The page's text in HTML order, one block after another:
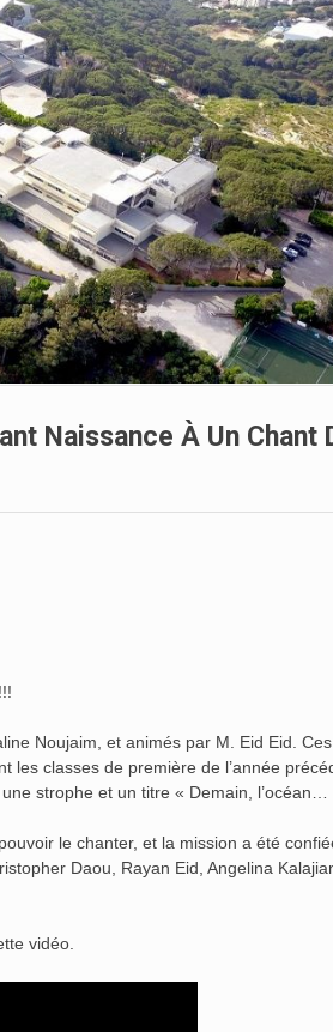
Naissance À Un Chant
Noujaim, et animés par M. Eid Eid. Ces
classes de première de l’année
strophe et un titre « Demain, l’océan…
le chanter, et la mission a été
Daou, Rayan Eid, Angelina
vidéo.